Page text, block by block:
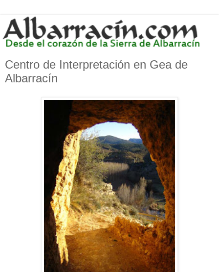
Centro de Interpretación en Gea de
Albarracín